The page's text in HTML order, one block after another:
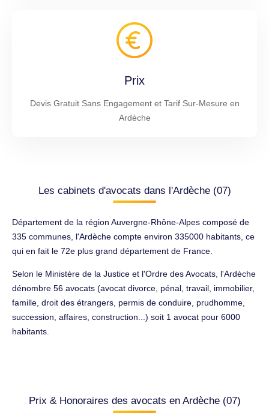
Prix
Devis Gratuit Sans Engagement et Tarif Sur-Mesure en
Ardèche
Les cabinets d'avocats dans l'Ardèche (07)
Département de la région Auvergne-Rhône-Alpes composé de
335 communes, l'Ardèche compte environ 335000 habitants, ce
qui en fait le 72e plus grand département de France.
Selon le Ministère de la Justice et l'Ordre des Avocats, l'Ardèche
dénombre 56 avocats (avocat divorce, pénal, travail, immobilier,
famille, droit des étrangers, permis de conduire, prudhomme,
succession, affaires, construction...) soit 1 avocat pour 6000
habitants.
Prix & Honoraires des avocats en Ardèche (07)